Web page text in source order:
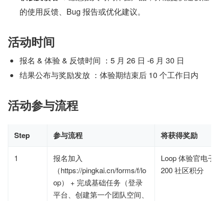
的使用反馈、Bug 报告或优化建议。
活动时间
报名 & 体验 & 反馈时间 ：5 月 26 日 -6 月 30 日
结果公布与奖励发放 ：体验期结束后 10 个工作日内
活动参与流程
Step 参与流程 将获得奖励
1
报名加入
（https://pingkai.cn/forms/f/lo
op） + 完成基础任务（登录
平台、创建第一个团队空间、
Loop 体验官电子
200 社区积分